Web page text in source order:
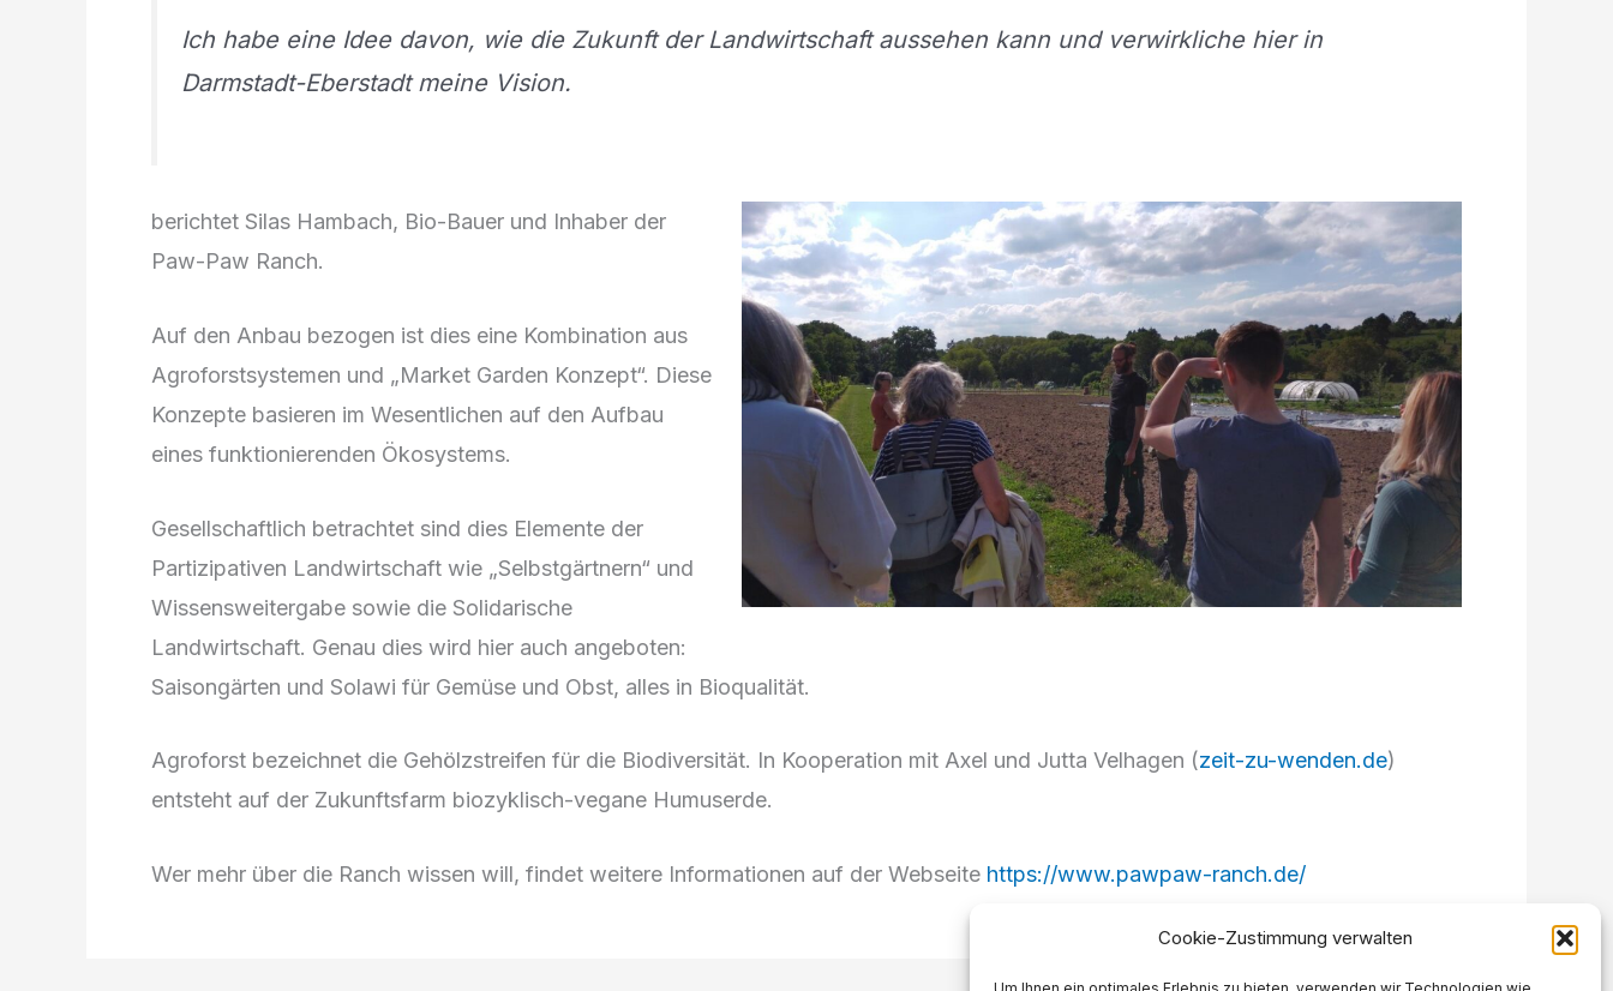
Cookie-Zustimmung verwalten
Ich habe eine Idee davon, wie die Zukunft der Landwirtschaft aussehen kann und verwirkliche hier in
Darmstadt-Eberstadt meine Vision.
berichtet Silas Hambach, Bio-Bauer und Inhaber der
Paw-Paw Ranch.
Auf den Anbau bezogen ist dies eine Kombination aus
Agroforstsystemen und „Market Garden Konzept“. Diese
Konzepte basieren im Wesentlichen auf den Aufbau
eines funktionierenden Ökosystems.
Gesellschaftlich betrachtet sind dies Elemente der
Partizipativen Landwirtschaft wie „Selbstgärtnern“ und
Wissensweitergabe sowie die Solidarische
Landwirtschaft. Genau dies wird hier auch angeboten:
Saisongärten und Solawi für Gemüse und Obst, alles in Bioqualität.
Agroforst bezeichnet die Gehölzstreifen für die Biodiversität. In Kooperation mit Axel und Jutta Velhagen (zeit-zu-wenden.de)
entsteht auf der Zukunftsfarm biozyklisch-vegane Humuserde.
Wer mehr über die Ranch wissen will, findet weitere Informationen auf der Webseite https://www.pawpaw-ranch.de/